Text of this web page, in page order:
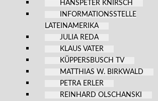
HANSPETER KNIRSCH
INFORMATIONSSTELLE
LATEINAMERIKA
JULIA REDA
KLAUS VATER
KÜPPERSBUSCH TV
MATTHIAS W. BIRKWALD
PETRA ERLER
REINHARD OLSCHANSKI